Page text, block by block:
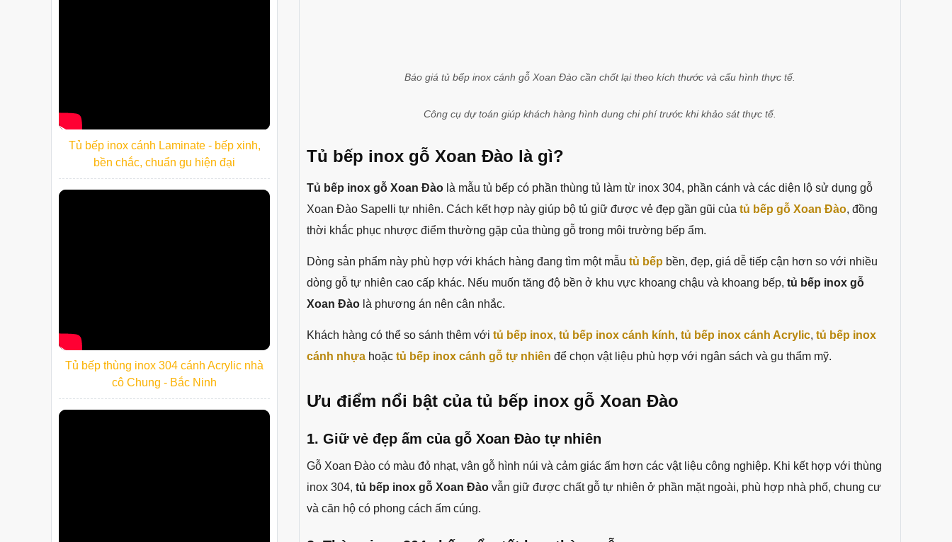
Báo giá tủ bếp inox cánh gỗ Xoan Đào cần chốt lại theo kích thước và cấu hình thực tế.
Công cụ dự toán giúp khách hàng hình dung chi phí trước khi khảo sát thực tế.
Tủ bếp inox gỗ Xoan Đào là gì?
Tủ bếp inox gỗ Xoan Đào là mẫu tủ bếp có phần thùng tủ làm từ inox 304, phần cánh và các diện lộ sử dụng gỗ
Xoan Đào Sapelli tự nhiên. Cách kết hợp này giúp bộ tủ giữ được vẻ đẹp gần gũi của tủ bếp gỗ Xoan Đào, đồng
thời khắc phục nhược điểm thường gặp của thùng gỗ trong môi trường bếp ẩm.
Dòng sản phẩm này phù hợp với khách hàng đang tìm một mẫu tủ bếp bền, đẹp, giá dễ tiếp cận hơn so với nhiều
dòng gỗ tự nhiên cao cấp khác. Nếu muốn tăng độ bền ở khu vực khoang chậu và khoang bếp, tủ bếp inox gỗ
Xoan Đào là phương án nên cân nhắc.
Khách hàng có thể so sánh thêm với tủ bếp inox, tủ bếp inox cánh kính, tủ bếp inox cánh Acrylic, tủ bếp inox
cánh nhựa hoặc tủ bếp inox cánh gỗ tự nhiên để chọn vật liệu phù hợp với ngân sách và gu thẩm mỹ.
Ưu điểm nổi bật của tủ bếp inox gỗ Xoan Đào
1. Giữ vẻ đẹp ấm của gỗ Xoan Đào tự nhiên
Gỗ Xoan Đào có màu đỏ nhạt, vân gỗ hình núi và cảm giác ấm hơn các vật liệu công nghiệp. Khi kết hợp với thùng
inox 304, tủ bếp inox gỗ Xoan Đào vẫn giữ được chất gỗ tự nhiên ở phần mặt ngoài, phù hợp nhà phố, chung cư
và căn hộ có phong cách ấm cúng.
Tủ bếp inox cánh Laminate - bếp xinh,
bền chắc, chuẩn gu hiện đại
Tủ bếp thùng inox 304 cánh Acrylic nhà
cô Chung - Bắc Ninh